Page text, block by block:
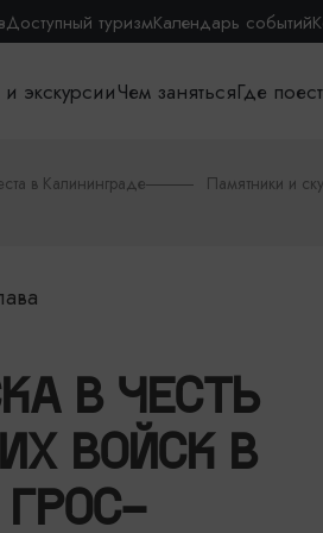
Доступный туризмКалендарь событий
экскурсииЧем занятьсяГде
в Калининграде Памятники и
В ЧЕСТЬ
ВОЙСК В